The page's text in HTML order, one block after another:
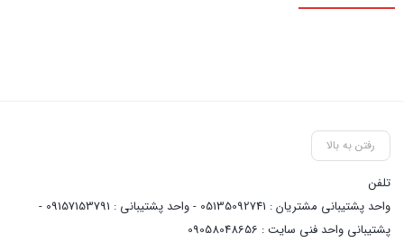
رفتن به بالا
تلفن
واحد پشتیبانی مشتریان : 05135092741 - واحد پشتیبانی : 09157153791 -
پشتیبانی واحد فنی سایت : 09058048656